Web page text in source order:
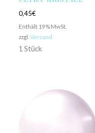
0,45€
Enthält 19% MwSt.
zzgl. Versand
1 Stück